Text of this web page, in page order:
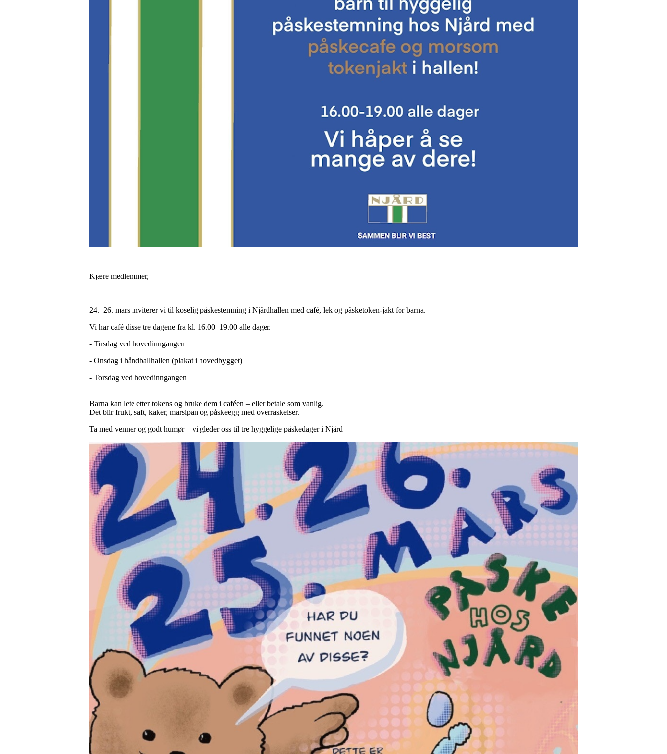
Kjære medlemmer,
24.–26. mars inviterer vi til koselig påskestemning i Njårdhallen med café, lek og påsketoken-jakt for barna.
Vi har café disse tre dagene fra kl. 16.00–19.00 alle dager.
- Tirsdag ved hovedinngangen
- Onsdag i håndballhallen (plakat i hovedbygget)
- Torsdag ved hovedinngangen
Barna kan lete etter tokens og bruke dem i caféen – eller betale som vanlig.
Det blir frukt, saft, kaker, marsipan og påskeegg med overraskelser.
Ta med venner og godt humør – vi gleder oss til tre hyggelige påskedager i Njård